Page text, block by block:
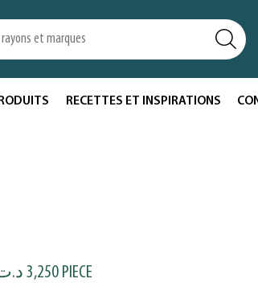
RECETTES ET INSPIRATIONS
3,250 PIECE